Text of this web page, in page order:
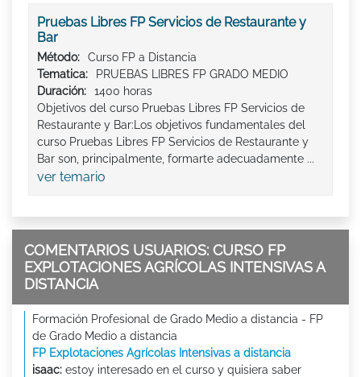
Pruebas Libres FP Servicios de Restaurante y
Bar
Método:
Curso FP a Distancia
Tematica:
PRUEBAS LIBRES FP GRADO MEDIO
Duración:
1400 horas
Objetivos del curso Pruebas Libres FP Servicios de
Restaurante y Bar:Los objetivos fundamentales del
curso Pruebas Libres FP Servicios de Restaurante y
Bar son, principalmente, formarte adecuadamente ...
ver temario
COMENTARIOS USUARIOS: CURSO FP
EXPLOTACIONES AGRÍCOLAS INTENSIVAS A
DISTANCIA
Formación Profesional de Grado Medio a distancia - FP
de Grado Medio a distancia
FP Explotaciones Agrícolas Intensivas a distancia
isaac: estoy interesado en el curso y quisiera saber